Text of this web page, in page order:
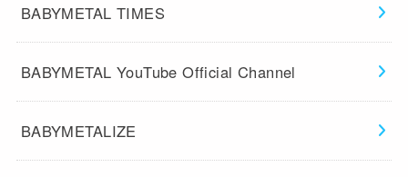
BABYMETAL TIMES
BABYMETAL YouTube Official Channel
BABYMETALIZE